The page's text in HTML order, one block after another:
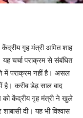
गृह मंत्री अमित शाह
चर्चा पराक्रम से संबंधित
में पराक्रम नहीं है। असल
है। करीब डेढ़ साल बाद
को केंद्रीय गृह मंत्री ने खुले
दी। यह भी विश्वास